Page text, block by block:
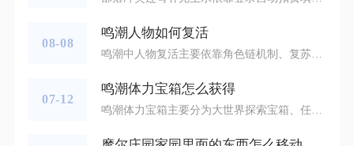
08-08
鸣潮人物如何复活
07-12
鸣潮体力宝箱怎么获得